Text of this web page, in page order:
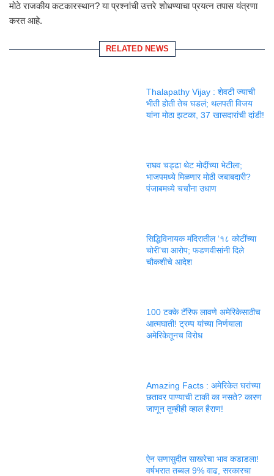
मोठे राजकीय कटकारस्थान? या प्रश्नांची उत्तरे शोधण्याचा प्रयत्न तपास यंत्रणा
करत आहे.
RELATED NEWS
Thalapathy Vijay : शेवटी ज्याची
भीती होती तेच घडलं; थलपती विजय
यांना मोठा झटका, 37 खासदारांची दांडी!
राघव चड्ढा थेट मोदींच्या भेटीला;
भाजपमध्ये मिळणार मोठी जबाबदारी?
पंजाबमध्ये चर्चांना उधाण
सिद्धिविनायक मंदिरातील ‘१८ कोटींच्या
चोरी’चा आरोप; फडणवीसांनी दिले
चौकशीचे आदेश
100 टक्के टॅरिफ लावणे अमेरिकेसाठीच
आत्मघाती! ट्रम्प यांच्या निर्णयाला
अमेरिकेतूनच विरोध
Amazing Facts : अमेरिकेत घरांच्या
छतावर पाण्याची टाकी का नसते? कारण
जाणून तुम्हीही व्हाल हैराण!
ऐन सणासुदीत साखरेचा भाव कडाडला!
वर्षभरात तब्बल 9% वाढ, सरकारचा